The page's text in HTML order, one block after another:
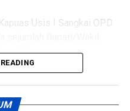
orang mengalami luka
(26) dan Am(25). Selain
Usis I Sangkai OPD
bersama unsur
pusat dan daerah